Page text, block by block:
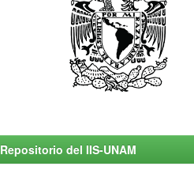
Repositorio del IIS-UNAM